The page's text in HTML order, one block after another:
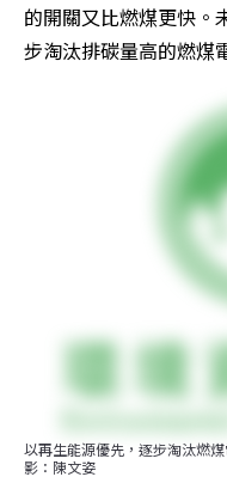
的開關又比燃煤更快。
步淘汰排碳量高的燃煤
以再生能源優先，逐步淘汰燃
影：陳文姿